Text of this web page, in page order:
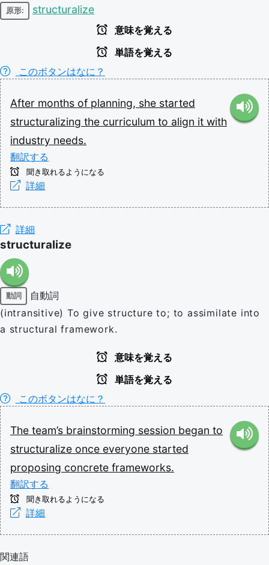
原形: structuralize
意味を覚える
単語を覚える
このボタンはなに？
After months of planning, she started
structuralizing the curriculum to align it with
industry needs.
翻訳する
聞き取れるようになる
詳細
詳細
structuralize
動詞
自動詞
(intransitive) To give structure to; to assimilate into
a structural framework.
意味を覚える
単語を覚える
このボタンはなに？
The team’s brainstorming session began to
structuralize once everyone started
proposing concrete frameworks.
翻訳する
聞き取れるようになる
詳細
関連語